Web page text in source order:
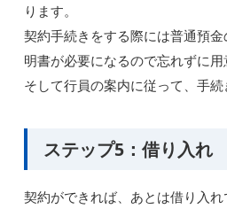
ります。
契約手続きをする際には普通預
明書が必要になるので忘れずに用
そして行員の案内に従って、手続
ステップ5：借り入れ
契約ができれば、あとは借り入れ